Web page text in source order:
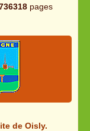
pages
de Oisly.